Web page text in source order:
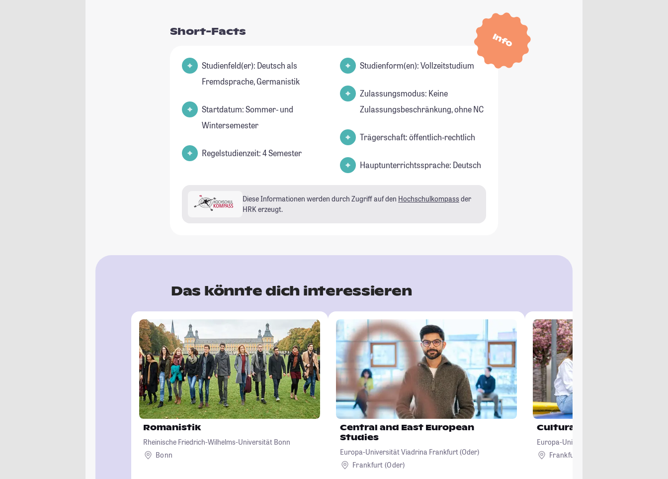
Info
Short-Facts
Studienfeld(er): Deutsch als
Fremdsprache, Germanistik
Startdatum: Sommer- und
Wintersemester
Regelstudienzeit: 4 Semester
Studienform(en): Vollzeitstudium
Zulassungsmodus: Keine
Zulassungsbeschränkung, ohne NC
Trägerschaft: öffentlich-rechtlich
Hauptunterrichtssprache: Deutsch
Diese Informationen werden durch Zugriff auf den Hochschulkompass der
HRK erzeugt.
Das könnte dich interessieren
Romanistik
Rheinische Friedrich-Wilhelms-Universität Bonn
Bonn
Central and East European
Studies
Europa-Universität Viadrina Frankfurt (Oder)
Frankfurt (Oder)
Cultural and Social
Europa-Universität Viadrina Frankfurt
Frankfurt (Oder)